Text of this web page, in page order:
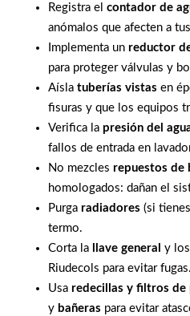
Registra el contador de
anómalos que afecten a
Implementa un reductor
para proteger válvulas y
Aísla tuberías vistas en
fisuras y que los equipos
Verifica la presión del
fallos de entrada en
No mezcles repuestos de
homologados: dañan el
Purga radiadores (si
termo.
Corta la
llave general y
Riudecols para evitar fugas.
Usa redecillas y filtros de
y bañeras para evitar